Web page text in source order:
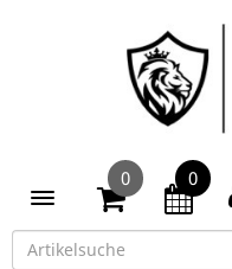
Toggle navigation
0 0